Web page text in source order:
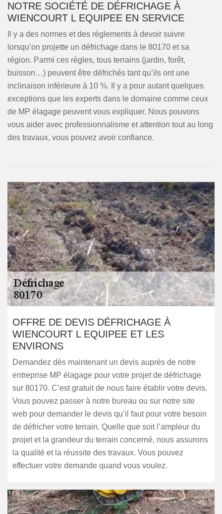
NOTRE SOCIÉTÉ DE DÉFRICHAGE À
WIENCOURT L EQUIPEE EN SERVICE
Il y a des normes et des règlements à devoir suivre
lorsqu’on projette un défrichage dans le 80170 et sa
région. Parmi ces règles, tous terrains (jardin, forêt,
buisson…) peuvent être défrichés tant qu’ils ont une
inclinaison inférieure à 10 %. Il y a pour autant quelques
exceptions que les experts dans le domaine comme ceux
de MP élagage peuvent vous expliquer. Nous pouvons
vous aider avec professionnalisme et attention tout au long
des travaux, vous pouvez avoir confiance.
OFFRE DE DEVIS DÉFRICHAGE À
WIENCOURT L EQUIPEE ET LES
ENVIRONS
Demandez dès maintenant un devis auprès de notre
entreprise MP élagage pour votre projet de défrichage
sur 80170. C’est gratuit de nous faire établir votre devis.
Vous pouvez passer à notre bureau ou sur notre site
web pour demander le devis qu’il faut pour votre besoin
de défricher votre terrain. Quelle que soit l’ampleur du
projet et la grandeur du terrain concerné, nous assurons
la qualité et la réussite des travaux. Vous pouvez
effectuer votre demande quand vous voulez.